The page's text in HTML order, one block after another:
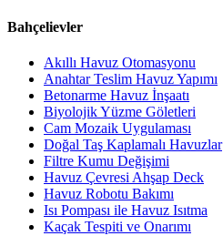
Bahçelievler
Akıllı Havuz Otomasyonu
Anahtar Teslim Havuz Yapımı
Betonarme Havuz İnşaatı
Biyolojik Yüzme Göletleri
Cam Mozaik Uygulaması
Doğal Taş Kaplamalı Havuzlar
Filtre Kumu Değişimi
Havuz Çevresi Ahşap Deck
Havuz Robotu Bakımı
Isı Pompası ile Havuz Isıtma
Kaçak Tespiti ve Onarımı